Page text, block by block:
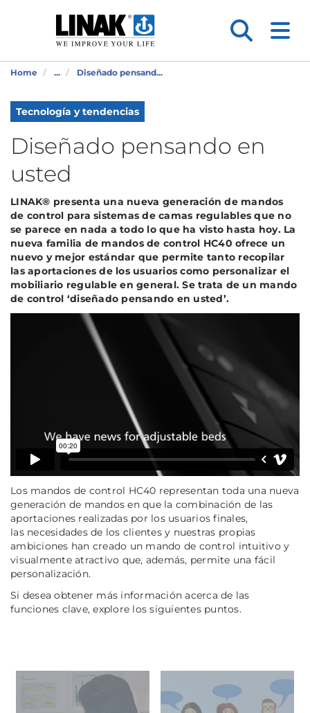
Home ... Diseñado pensand...
Tecnología y tendencias
Diseñado pensando en
usted
LINAK® presenta una nueva generación de mandos
de control para sistemas de camas regulables que no
se parece en nada a todo lo que ha visto hasta hoy. La
nueva familia de mandos de control HC40 ofrece un
nuevo y mejor estándar que permite tanto recopilar
las aportaciones de los usuarios como personalizar el
mobiliario regulable en general. Se trata de un mando
de control ‘diseñado pensando en usted’.
Los mandos de control HC40 representan toda una nueva
generación de mandos en que la combinación de las
aportaciones realizadas por los usuarios finales,
las necesidades de los clientes y nuestras propias
ambiciones han creado un mando de control intuitivo y
visualmente atractivo que, además, permite una fácil
personalización.
Si desea obtener más información acerca de las
funciones clave, explore los siguientes puntos.